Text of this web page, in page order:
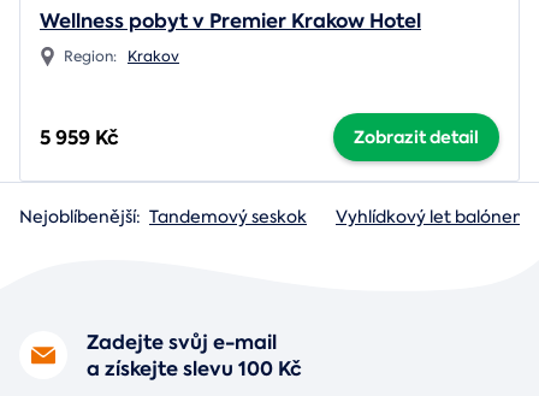
Wellness pobyt v Premier Krakow Hotel
Region: Krakov
5 959 Kč Zobrazit detail
Nejoblíbenější: Tandemový seskok Vyhlídkový let balónem
Zadejte svůj e-mail
a získejte slevu 100 Kč